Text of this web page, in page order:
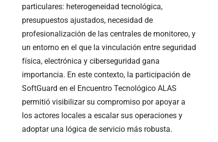
particulares: heterogeneidad tecnológica,
presupuestos ajustados, necesidad de
profesionalización de las centrales de monitoreo, y
un entorno en el que la vinculación entre seguridad
física, electrónica y ciberseguridad gana
importancia. En este contexto, la participación de
SoftGuard en el Encuentro Tecnológico ALAS
permitió visibilizar su compromiso por apoyar a
los actores locales a escalar sus operaciones y
adoptar una lógica de servicio más robusta.